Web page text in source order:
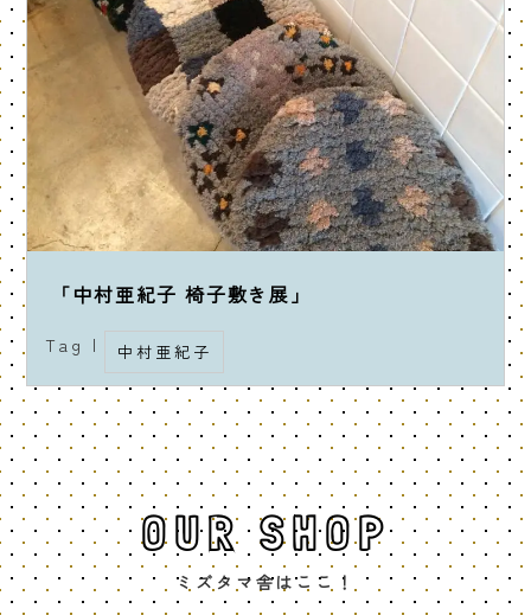
「中村亜紀子 椅子敷き展」
Tag | 中村亜紀子
OUR SHOP
ミズタマ舎はここ！